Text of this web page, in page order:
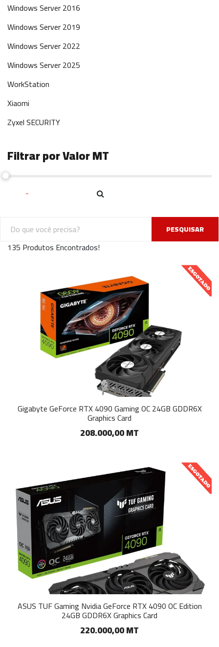
Windows Server 2016
Windows Server 2019
Windows Server 2022
Windows Server 2025
WorkStation
Xiaomi
Zyxel SECURITY
Filtrar por Valor MT
PESQUISAR
135 Produtos Encontrados!
Gigabyte GeForce RTX 4090 Gaming OC 24GB GDDR6X
Graphics Card
208.000,00 MT
ASUS TUF Gaming Nvidia GeForce RTX 4090 OC Edition
24GB GDDR6X Graphics Card
220.000,00 MT